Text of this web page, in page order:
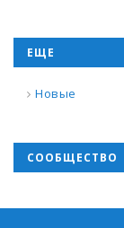
ЕЩЕ
Новые
СООБЩЕСТВО